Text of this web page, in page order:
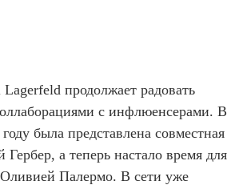
продолжает радовать
с инфлюенсерами. В
была представлена совместная
Гербер, а теперь настало время для
Оливией Палермо. В сети уже